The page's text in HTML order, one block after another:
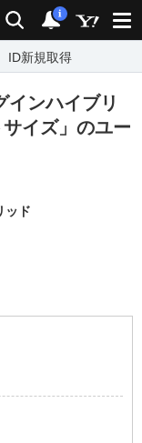
検索 通知
i
ID新規取得
インハイブリ
イズ」のユー
ッド